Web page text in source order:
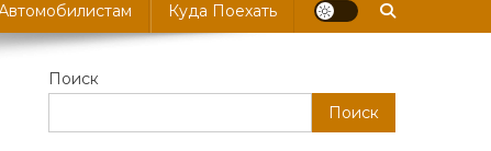
Куда Поехать
Поиск
Поиск